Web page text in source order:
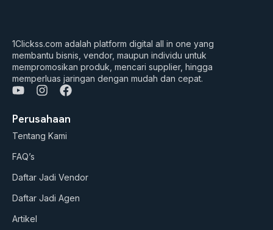
1Clickss.com adalah platform digital all in one yang
membantu bisnis, vendor, maupun individu untuk
mempromosikan produk, mencari supplier, hingga
memperluas jaringan dengan mudah dan cepat.
Y
u
t
u
b
e
I
s
t
a
a
F
c
e
b
k
Perusahaan
Tentang Kami
FAQ’s
Daftar Jadi Vendor
Daftar Jadi Agen
Artikel